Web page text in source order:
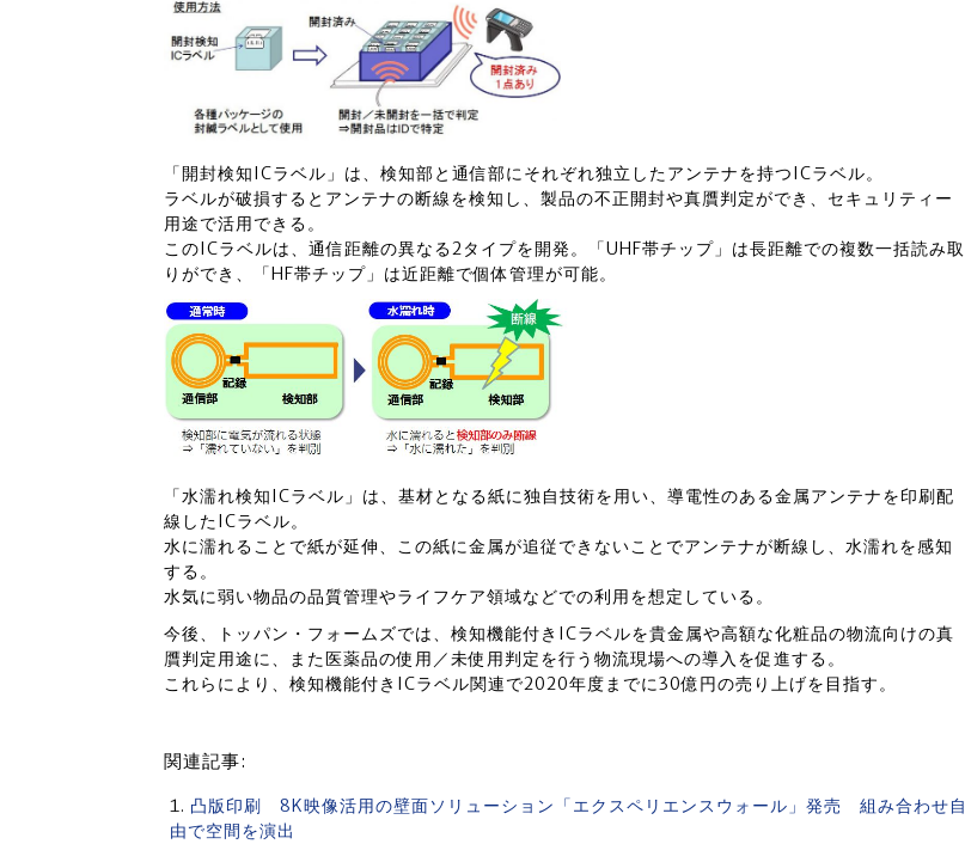
「開封検知ICラベル」は、検知部と通信部にそれぞれ独立したアンテナを持つICラベル。
ラベルが破損するとアンテナの断線を検知し、製品の不正開封や真贋判定ができ、セキュリティー
用途で活用できる。
このICラベルは、通信距離の異なる2タイプを開発。「UHF帯チップ」は長距離での複数一括読み取
りができ、「HF帯チップ」は近距離で個体管理が可能。
「水濡れ検知ICラベル」は、基材となる紙に独自技術を用い、導電性のある金属アンテナを印刷配
線したICラベル。
水に濡れることで紙が延伸、この紙に金属が追従できないことでアンテナが断線し、水濡れを感知
する。
水気に弱い物品の品質管理やライフケア領域などでの利用を想定している。
今後、トッパン・フォームズでは、検知機能付きICラベルを貴金属や高額な化粧品の物流向けの真
贋判定用途に、また医薬品の使用／未使用判定を行う物流現場への導入を促進する。
これらにより、検知機能付きICラベル関連で2020年度までに30億円の売り上げを目指す。
関連記事:
凸版印刷 8K映像活用の壁面ソリューション「エクスペリエンスウォール」発売 組み合わせ自
由で空間を演出